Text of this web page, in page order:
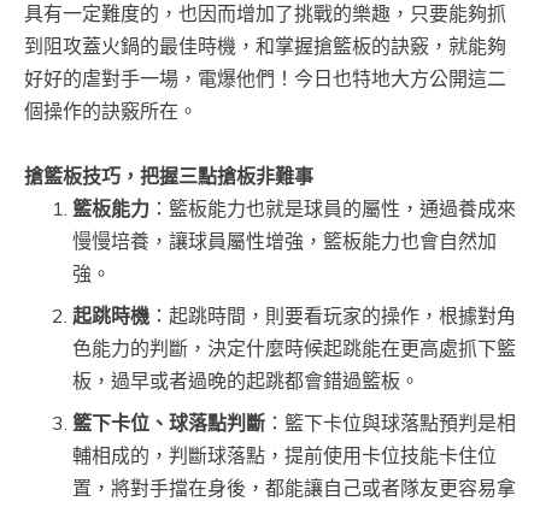
具有一定難度的，也因而增加了挑戰的樂趣，只要能夠抓
到阻攻蓋火鍋的最佳時機，和掌握搶籃板的訣竅，就能夠
好好的虐對手一場，電爆他們！今日也特地大方公開這二
個操作的訣竅所在。
搶籃板技巧，把握三點搶板非難事
籃板能力 ：籃板能力也就是球員的屬性，通過養成來
慢慢培養，讓球員屬性增強，籃板能力也會自然加
強。
起跳時機 ：起跳時間，則要看玩家的操作，根據對角
色能力的判斷，決定什麼時候起跳能在更高處抓下籃
板，過早或者過晚的起跳都會錯過籃板。
籃下卡位、球落點判斷 ：籃下卡位與球落點預判是相
輔相成的，判斷球落點，提前使用卡位技能卡住位
置，將對手擋在身後，都能讓自己或者隊友更容易拿